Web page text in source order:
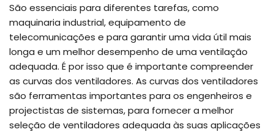
São essenciais para diferentes tarefas, como
maquinaria industrial, equipamento de
telecomunicações e para garantir uma vida útil mais
longa e um melhor desempenho de uma ventilação
adequada. É por isso que é importante compreender
as curvas dos ventiladores. As curvas dos ventiladores
são ferramentas importantes para os engenheiros e
projectistas de sistemas, para fornecer a melhor
seleção de ventiladores adequada às suas aplicações